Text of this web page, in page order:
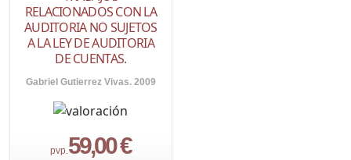
RELACIONADOS CON LA
AUDITORIA NO SUJETOS
A LA LEY DE AUDITORIA
DE CUENTAS.
Gabriel Gutierrez Vivas. 2009
pvp.59,00 €